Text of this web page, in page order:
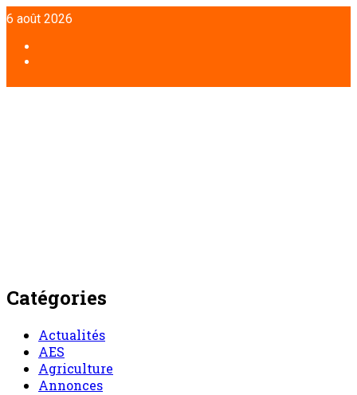
Aller
au
contenu
6 août 2026
Catégories
Actualités
AES
Agriculture
Annonces